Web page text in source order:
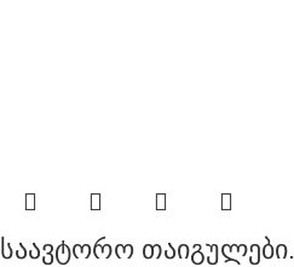
საავტორო თაიგულები.